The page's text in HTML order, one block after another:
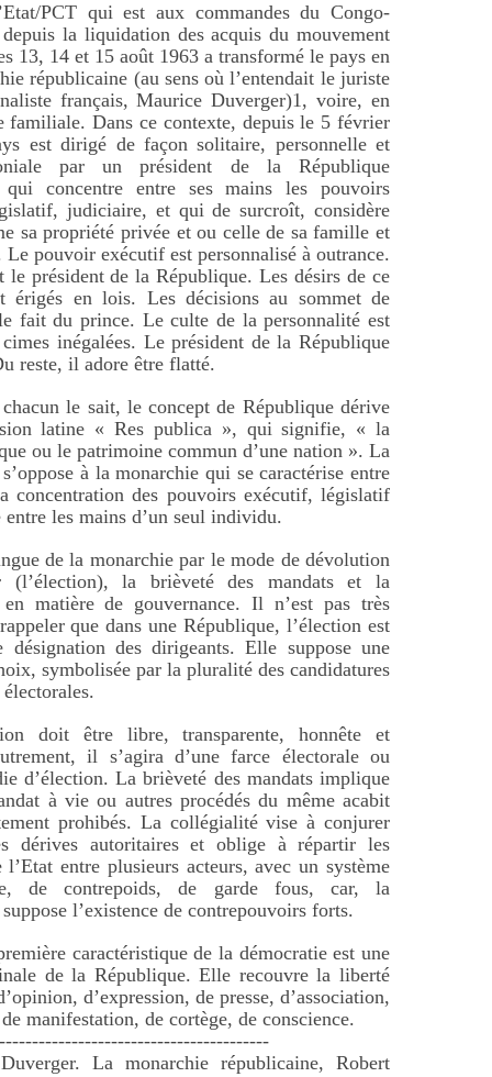
PCT qui est aux commandes du Congo-
la liquidation des acquis du mouvement
13, 14 et 15 août 1963 a transformé le pays en
républicaine (au sens où l’entendait le juriste
français, Maurice Duverger)1, voire, en
familiale. Dans ce contexte, depuis le 5 février
est dirigé de façon solitaire, personnelle et
par un président de la République
qui concentre entre ses mains les pouvoirs
judiciaire, et qui de surcroît, considère
sa propriété privée et ou celle de sa famille et
Le pouvoir exécutif est personnalisé à outrance.
le président de la République. Les désirs de ce
érigés en lois. Les décisions au sommet de
fait du prince. Le culte de la personnalité est
inégalées. Le président de la République
reste, il adore être flatté.
le sait, le concept de République dérive
latine « Res publica », qui signifie, « la
ou le patrimoine commun d’une nation ». La
à la monarchie qui se caractérise entre
concentration des pouvoirs exécutif, législatif
les mains d’un seul individu.
de la monarchie par le mode de dévolution
(l’élection), la brièveté des mandats et la
matière de gouvernance. Il n’est pas très
que dans une République, l’élection est
désignation des dirigeants. Elle suppose une
symbolisée par la pluralité des candidatures
doit être libre, transparente, honnête et
il s’agira d’une farce électorale ou
d’élection. La brièveté des mandats implique
à vie ou autres procédés du même acabit
prohibés. La collégialité vise à conjurer
dérives autoritaires et oblige à répartir les
l’Etat entre plusieurs acteurs, avec un système
de contrepoids, de garde fous, car, la
l’existence de contrepouvoirs forts.
caractéristique de la démocratie est une
de la République. Elle recouvre la liberté
d’expression, de presse, d’association,
manifestation, de cortège, de conscience.
La monarchie républicaine, Robert